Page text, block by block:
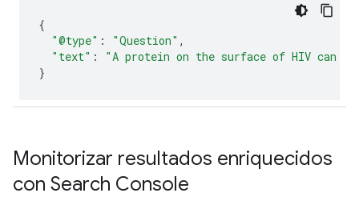
{
"@type" : "Question" ,
"text" :
"A protein on the surface of HIV can
}
Monitorizar resultados enriquecidos
con Search Console